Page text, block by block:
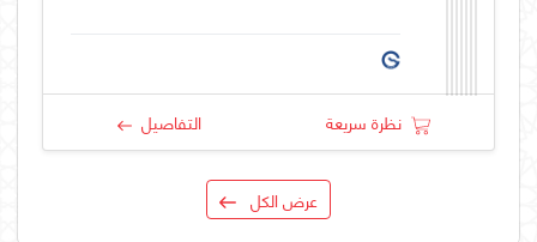
نظرة سريعة التفاصيل
عرض الكل